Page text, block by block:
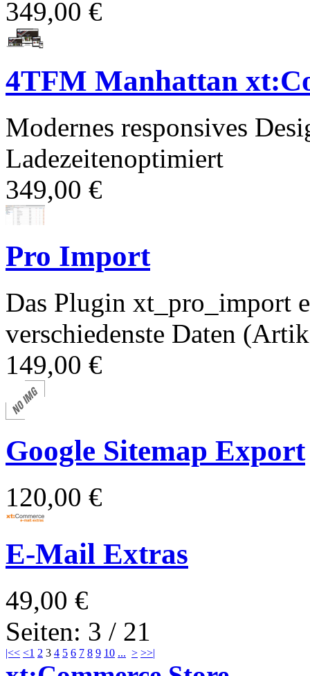
349,00 €
4TFM Manhattan
Modernes responsives
Ladezeitenoptimiert
349,00 €
Pro Import
Das Plugin xt_pro_import
verschiedenste Daten
149,00 €
Google Sitemap Export
120,00 €
E-Mail Extras
49,00 €
Seiten: 3 / 21
|<< <1 2 3 4 5 6 7 8 9 10 ... > >>|